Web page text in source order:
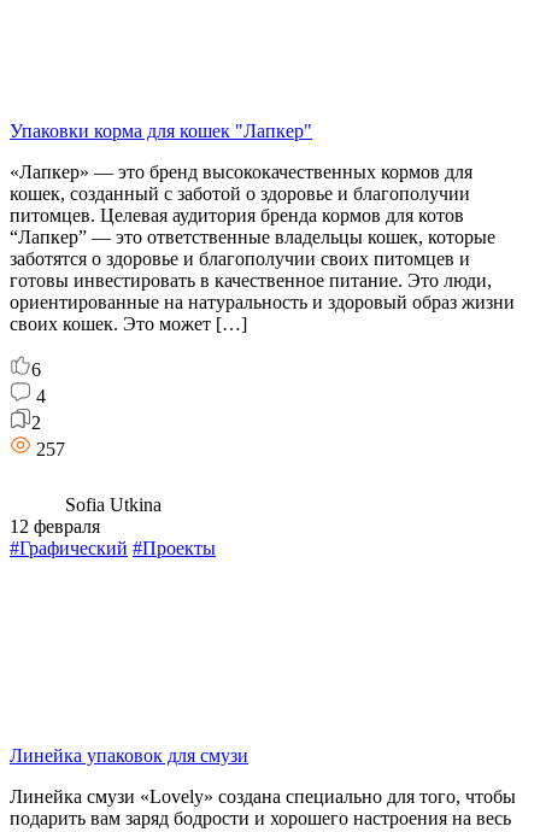
Упаковки корма для кошек "Лапкер"
«Лапкер» — это бренд высококачественных кормов для
кошек, созданный с заботой о здоровье и благополучии
питомцев. Целевая аудитория бренда кормов для котов
“Лапкер” — это ответственные владельцы кошек, которые
заботятся о здоровье и благополучии своих питомцев и
готовы инвестировать в качественное питание. Это люди,
ориентированные на натуральность и здоровый образ жизни
своих кошек. Это может […]
6
4
2
257
Sofia Utkina
12 февраля
#Графический #Проекты
Линейка упаковок для смузи
Линейка смузи «Lovely» создана специально для того, чтобы
подарить вам заряд бодрости и хорошего настроения на весь